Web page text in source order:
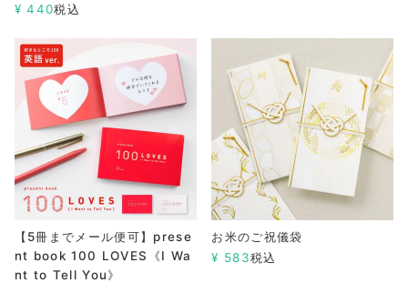
¥ 440税込
【5冊までメール便可】prese
nt book 100 LOVES《I Wa
nt to Tell You》
お米のご祝儀袋
¥ 583税込